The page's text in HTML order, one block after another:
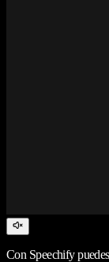
Con Speechify